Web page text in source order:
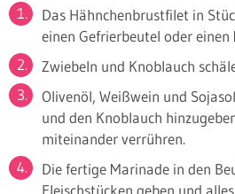
Das Hähnchenbrustfilet in
einen Gefrierbeutel oder
Zwiebeln und Knoblauch
Olivenöl, Weißwein und
und den Knoblauch
miteinander verrühren.
Die fertige Marinade in den
Fleischstücken geben und